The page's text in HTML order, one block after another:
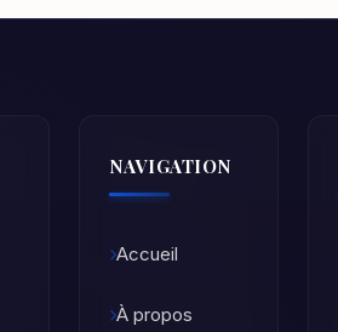
NAVIGATION
Accueil
À propos